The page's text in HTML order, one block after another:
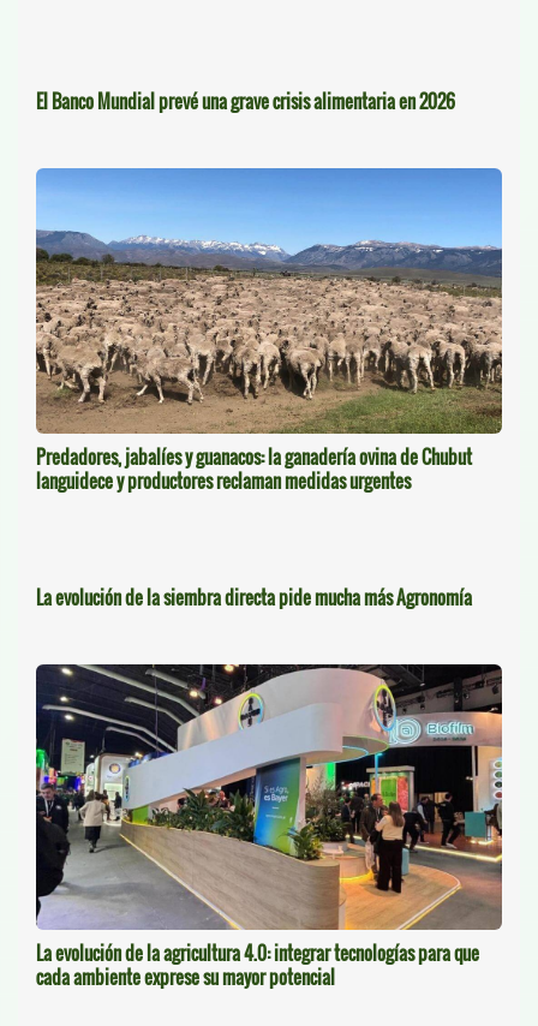
El Banco Mundial prevé una grave crisis alimentaria en 2026
Predadores, jabalíes y guanacos: la ganadería ovina de Chubut
languidece y productores reclaman medidas urgentes
La evolución de la siembra directa pide mucha más Agronomía
La evolución de la agricultura 4.0: integrar tecnologías para que
cada ambiente exprese su mayor potencial